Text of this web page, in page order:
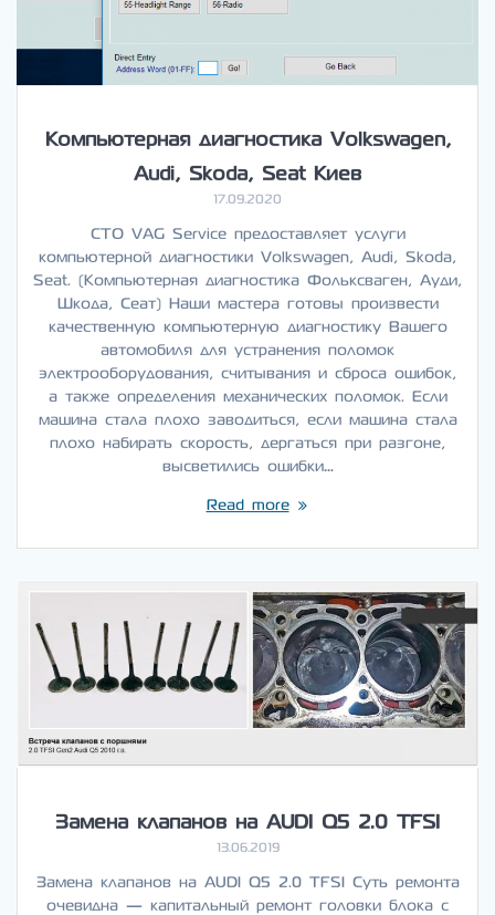
Компьютерная диагностика Volkswagen,
Audi, Skoda, Seat Киев
17.09.2020
СТО VAG Service предоставляет услуги
компьютерной диагностики Volkswagen, Audi, Skoda,
Seat. (Компьютерная диагностика Фольксваген, Ауди,
Шкода, Сеат) Наши мастера готовы произвести
качественную компьютерную диагностику Вашего
автомобиля для устранения поломок
электрооборудования, считывания и сброса ошибок,
а также определения механических поломок. Если
машина стала плохо заводиться, если машина стала
плохо набирать скорость, дергаться при разгоне,
высветились ошибки…
Read more
Замена клапанов на AUDI Q5 2.0 TFSI
13.06.2019
Замена клапанов на AUDI Q5 2.0 TFSI Суть ремонта
очевидна — капитальный ремонт головки блока с